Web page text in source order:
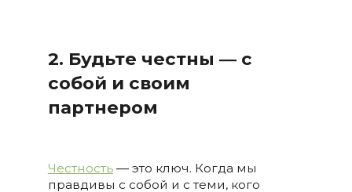
2. Будьте честны ― с
собой и своим
партнером
Честность― это ключ. Когда мы
правдивы с собой и с теми, кого